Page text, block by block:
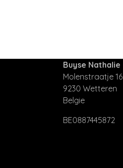
Buyse Nathalie
Molenstraatje 16
9230 Wetteren
Belgie
BE0887445872